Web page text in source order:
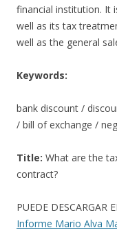
financial institution. It
well as its tax
well as the general
Keywords:
bank discount /
/ bill of exchange /
Title: What are the
contract?
PUEDE DESCARGAR
Informe Mario Alva